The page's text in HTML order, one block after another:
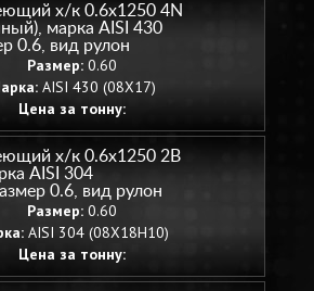
х/к 0.6х1250 4N
марка AISI 430
0.6, вид рулон
Размер:0.60
AISI 430 (08Х17)
Цена за тонну:
х/к 0.6х1250 2B
AISI 304
0.6, вид рулон
Размер:0.60
AISI 304 (08Х18Н10)
Цена за тонну: